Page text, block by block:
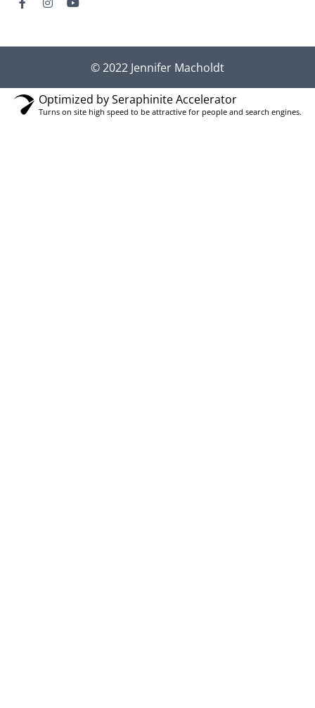
© 2022 Jennifer Macholdt
Optimized by Seraphinite Accelerator
Turns on site high speed to be attractive for people and search engines.